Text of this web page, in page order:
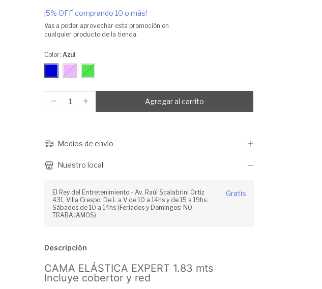
¡5% OFF comprando 10 o más!
Vas a poder aprovechar esta promoción en
cualquier producto de la tienda.
Color: Azul
Medios de envío
Nuestro local
El Rey del Entretenimiento - Av. Raúl Scalabrini Ortiz
431, Villa Crespo. De L a V de 10 a 14hs y de 15 a 19hs.
Sábados de 10 a 14hs (Feriados y Domingos: NO
TRABAJAMOS)
Gratis
Descripción
CAMA ELÁSTICA EXPERT 1.83 mts
Incluye cobertor y red